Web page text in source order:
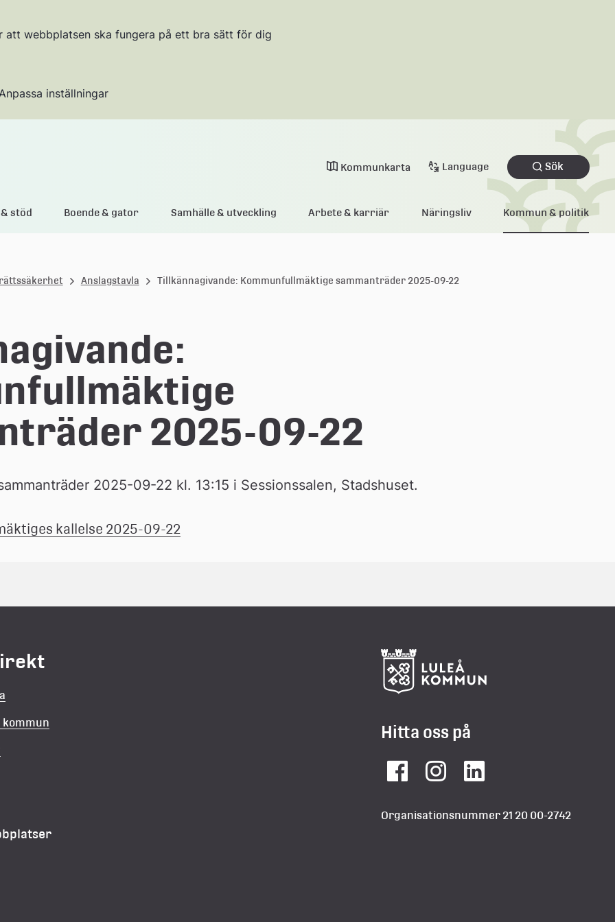
att webbplatsen ska fungera på ett bra sätt för dig
inställningar
Kommunkarta Language Sök
stöd Boende & gator Samhälle & utveckling Arbete & karriär Näringsliv Kommun & politik
Anslagstavla Tillkännagivande: Kommunfullmäktige sammanträder 2025-09-22
2025-09-22
2025-09-22 kl. 13:15 i Sessionssalen, Stadshuset.
kallelse 2025-09-22(pdf, 57.2 mb.)
Länk
kommun
Hitta oss på
FacebookInstagramLinkedIn
Organisationsnummer 21 20 00-2742